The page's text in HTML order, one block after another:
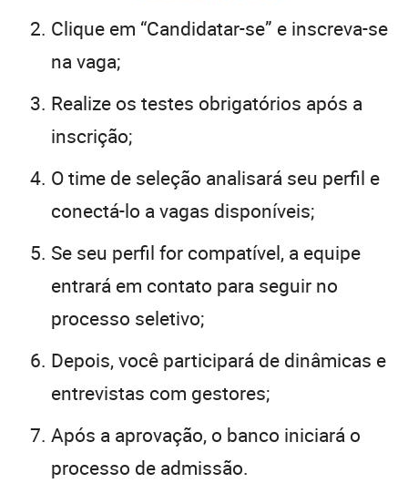
Clique em “Candidatar-se” e inscreva-se
na vaga;
Realize os testes obrigatórios após a
inscrição;
O time de seleção analisará seu perfil e
conectá-lo a vagas disponíveis;
Se seu perfil for compatível, a equipe
entrará em contato para seguir no
processo seletivo;
Depois, você participará de dinâmicas e
entrevistas com gestores;
Após a aprovação, o banco iniciará o
processo de admissão.